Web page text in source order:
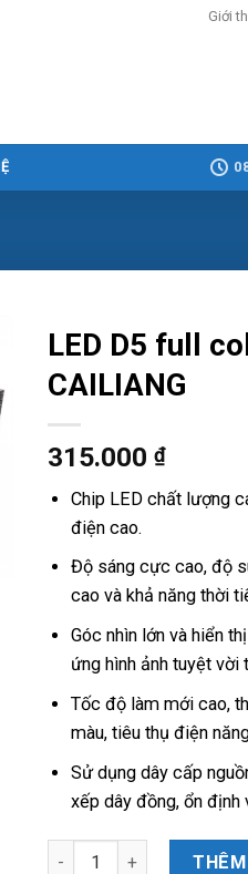
Giới
LED D5 full
CAILIANG
315.000 ₫
Chip LED chất lượng
điện cao.
Độ sáng cực cao, độ
cao và khả năng thời
Góc nhìn lớn và hiển
ứng hình ảnh tuyệt
Tốc độ làm mới cao,
màu, tiêu thụ điện
Sử dụng dây cấp
xếp dây đồng, ổn định
Số lượng
THÊM